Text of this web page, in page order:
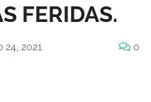
FERIDAS.
24, 2021 0